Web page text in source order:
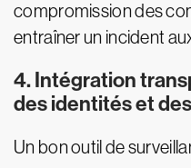
compromission des
entraîner un incident
4. Intégration
des identités et
Un bon outil de